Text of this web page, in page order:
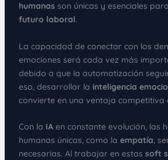
humanas son únicas y esenciales
futuro laboral.
La capacidad de conectar con los
emociones será cada vez más
debido a que la automatización
eso, desarrollar la inteligencia
convierte en una ventaja competitiva
Con la IAen constante evolución, las
humanas únicas, como la empatía,
necesarias. Al trabajar en estas soft